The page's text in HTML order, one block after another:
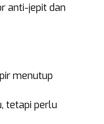
anti-jepit dan
menutup
tetapi perlu